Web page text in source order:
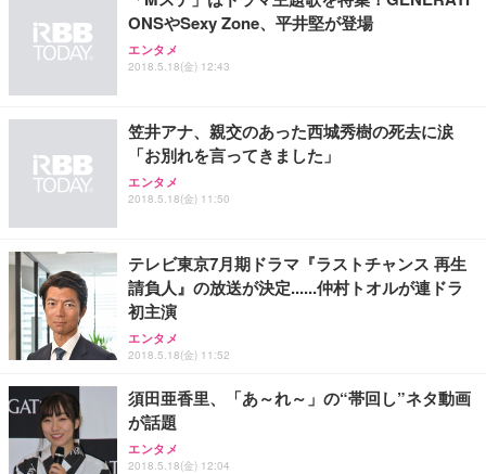
務用 おしゃれ パソコンチェア (ブラック)
Sezlife オフィスチェア デスクチェア 疲れない テレ
ワーク チェア 強化バックレスト 30度ロッキング機
能 人間工学 椅子 腰サポート 90度跳ね上げ式アーム
務用 おしゃれ パソコンチェア (ホワイト)
ANDWINT オフィスチェア デスクチェア 肘なし メ
ッシュ 通気性 ランバーサポート付き 腰サポート ガ
ス圧無段階昇降 360度回転 キャスター付き コンパク
【整備済み品】Dell E2724HS 27インチ 液晶モニタ
ー フルHD（1920×1080）VA 非光沢 HDMI/DisplayP
ort/VGA スピーカー内蔵 高さ調整 スイベル VESA対
【MiniLED/24.5inch/280Hz/FHD】GRAPHT THE S
HOOTER Gaming Monitor 24” Essential ゲーミン
グモニター QD 24.5インチ 1ms FHD 量子ドット 残
Smart Basic(スマートベーシック) 【Amazon.co.jp
限定】 Smart Basic アイリスオーヤマ ペットシーツ
超厚型 お徳用 ワイド 100枚入 (x 1) (ケース販売)
アイリスオーヤマ ペットシーツ 超厚型 お徳用 レギ
ュラー 200枚入【Amazon.co.jp限定】
ONSやSexy Zone、平井堅が登場
エンタメ
2018.5.18(金) 12:43
笠井アナ、親交のあった西城秀樹の死去に涙
「お別れを言ってきました」
エンタメ
2018.5.18(金) 11:50
テレビ東京7月期ドラマ『ラストチャンス 再生
請負人』の放送が決定......仲村トオルが連ドラ
初主演
エンタメ
2018.5.18(金) 11:52
須田亜香里、「あ～れ～」の“帯回し”ネタ動画
が話題
エンタメ
2018.5.18(金) 12:04